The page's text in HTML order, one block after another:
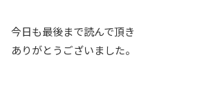
今日も最後まで読んで頂き
ありがとうございました。